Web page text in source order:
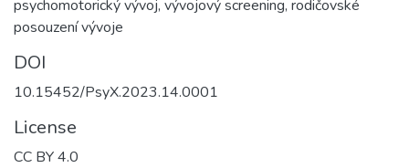
psychomotorický vývoj, vývojový screening, rodičovské
posouzení vývoje
DOI
10.15452/PsyX.2023.14.0001
License
CC BY 4.0